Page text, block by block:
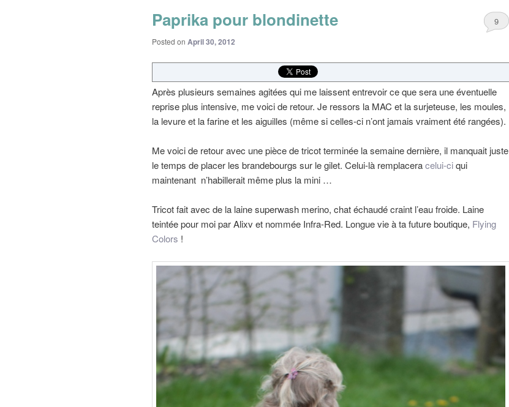
Paprika pour blondinette
Posted on April 30, 2012
9
Après plusieurs semaines agitées qui me laissent entrevoir ce que sera une éventuelle
reprise plus intensive, me voici de retour. Je ressors la MAC et la surjeteuse, les moules,
la levure et la farine et les aiguilles (même si celles-ci n’ont jamais vraiment été rangées).
Me voici de retour avec une pièce de tricot terminée la semaine dernière, il manquait juste
le temps de placer les brandebourgs sur le gilet. Celui-là remplaceracelui-ciqui
maintenant n’habillerait même plus la mini …
Tricot fait avec de la laine superwash merino, chat échaudé craint l’eau froide. Laine
teintée pour moi par Alixv et nommée Infra-Red. Longue vie à ta future boutique, Flying
Colors !